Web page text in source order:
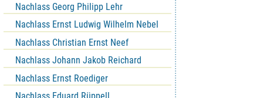
Nachlass Georg Philipp Lehr
Nachlass Ernst Ludwig Wilhelm Nebel
Nachlass Christian Ernst Neef
Nachlass Johann Jakob Reichard
Nachlass Ernst Roediger